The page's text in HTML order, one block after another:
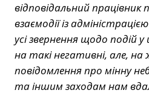
відповідальний працівник
взаємодії із
усі звернення щодо подій
на такі негативні, але, на
повідомлення про мінну
та іншим заходам нам